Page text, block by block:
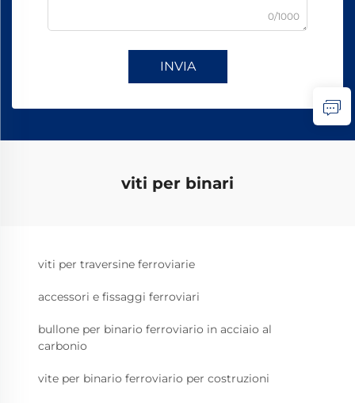
0/1000
INVIA
viti per binari
viti per traversine ferroviarie
accessori e fissaggi ferroviari
bullone per binario ferroviario in acciaio al
carbonio
vite per binario ferroviario per costruzioni